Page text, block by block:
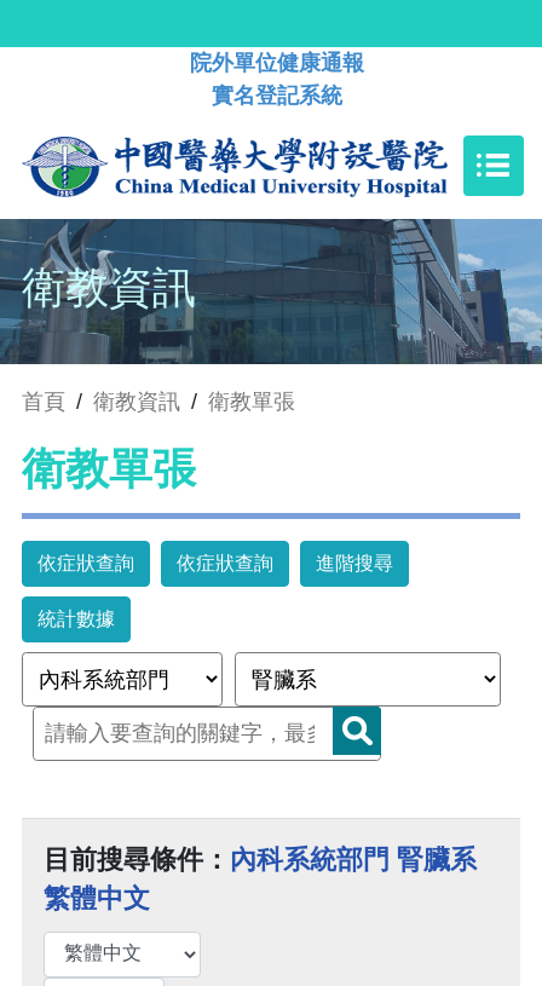
院外單位健康通報
實名登記系統
衛教資訊
首頁 / 衛教資訊 / 衛教單張
衛教單張
依症狀查詢 依症狀查詢 進階搜尋
統計數據
目前搜尋條件： 內科系統部門 腎臟系
繁體中文